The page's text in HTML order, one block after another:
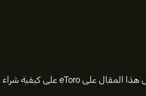
تُعد عملة بيتكوين أكبر عملة رقمية في العالم. تعرّف من خلال هذا المقال على eToro على كيفية شراء